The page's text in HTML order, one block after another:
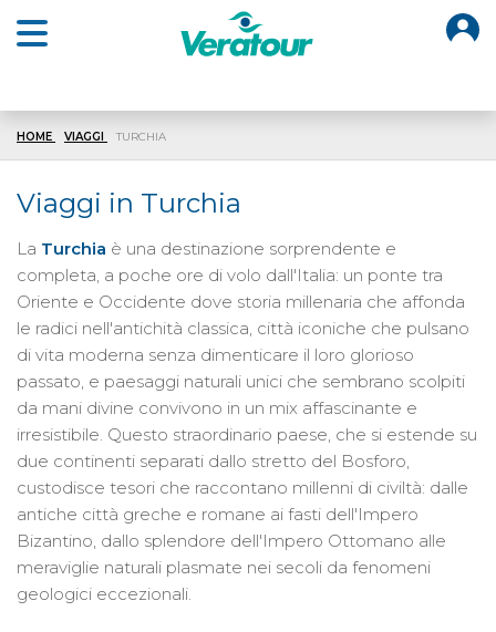
HOME VIAGGI TURCHIA
Viaggi in Turchia
La Turchia è una destinazione sorprendente e
completa, a poche ore di volo dall'Italia: un ponte tra
Oriente e Occidente dove storia millenaria che affonda
le radici nell'antichità classica, città iconiche che pulsano
di vita moderna senza dimenticare il loro glorioso
passato, e paesaggi naturali unici che sembrano scolpiti
da mani divine convivono in un mix affascinante e
irresistibile. Questo straordinario paese, che si estende su
due continenti separati dallo stretto del Bosforo,
custodisce tesori che raccontano millenni di civiltà: dalle
antiche città greche e romane ai fasti dell'Impero
Bizantino, dallo splendore dell'Impero Ottomano alle
meraviglie naturali plasmate nei secoli da fenomeni
geologici eccezionali.